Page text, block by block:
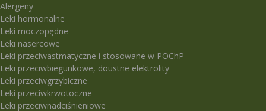
Alergeny
Leki hormonalne
Leki moczopędne
Leki nasercowe
Leki przeciwastmatyczne i stosowane w POChP
Leki przeciwbiegunkowe, doustne elektrolity
Leki przeciwgrzybiczne
Leki przeciwkrwotoczne
Leki przeciwnadciśnieniowe